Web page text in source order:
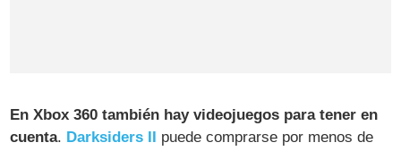
En Xbox 360 también hay videojuegos para tener en
cuenta. Darksiders II puede comprarse por menos de